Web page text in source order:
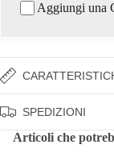
Aggiungi una
SPEDIZIONI
Articoli che